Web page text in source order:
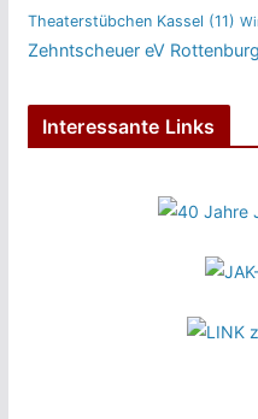
Theaterstübchen Kassel (11)
Zehntscheuer eV Rottenburg
Interessante Links